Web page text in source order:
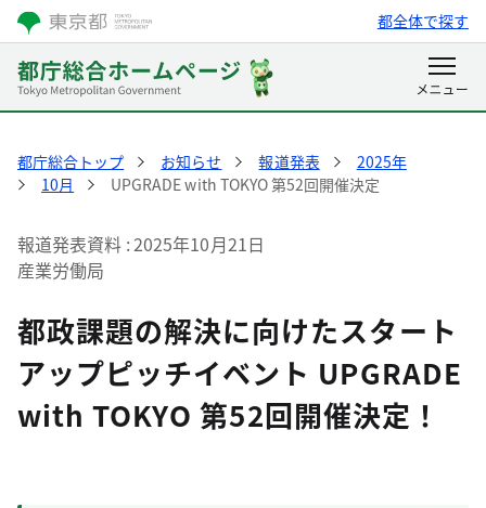
都全体で探す
都庁総合トップ お知らせ 報道発表
2025年
10月
UPGRADE with TOKYO 第52回開催決定
報道発表資料 2025年10月21日
産業労働局
都政課題の解決に向けたスタート
アップピッチイベント UPGRADE
with TOKYO 第52回開催決定！